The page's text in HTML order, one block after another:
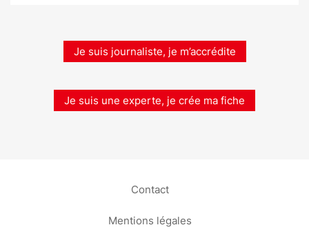
Je suis journaliste, je m’accrédite
Je suis une experte, je crée ma fiche
Contact
Mentions légales